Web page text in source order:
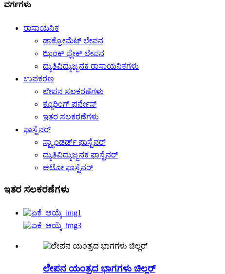
ವರ್ಗಗಳು
ರಾಸಾಯನಿಕ
ಡಾಕ್ರೋಮೆಟ್ ಲೇಪನ
ಝಿಂಕ್ ಫ್ಲೇಕ್ ಲೇಪನ
ದ್ಯುತಿವಿದ್ಯುಜ್ಜನಕ ರಾಸಾಯನಿಕಗಳು
ಉಪಕರಣ
ಲೇಪನ ಸಲಕರಣೆಗಳು
ಕ್ಯೂರಿಂಗ್ ಫರ್ನೇಸ್
ಇತರ ಸಲಕರಣೆಗಳು
ಫಾಸ್ಟೆನರ್
ಸ್ಟ್ಯಾಂಡರ್ಡ್ ಫಾಸ್ಟೆನರ್
ದ್ಯುತಿವಿದ್ಯುಜ್ಜನಕ ಫಾಸ್ಟೆನರ್
ಆಟೋ ಫಾಸ್ಟೆನರ್
ಇತರ ಸಲಕರಣೆಗಳು
ಲೇಪನ ಯಂತ್ರದ ಭಾಗಗಳು ಚಿಲ್ಲರ್